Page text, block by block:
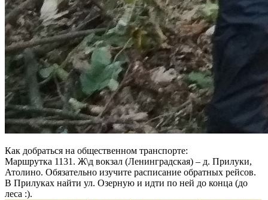
Как добраться на общественном транспорте:
Маршрутка 1131. Ж\д вокзал (Ленинградская) – д. Прилуки,
Атолино. Обязательно изучите расписание обратных рейсов.
В Прилуках найти ул. Озерную и идти по ней до конца (до
леса :).